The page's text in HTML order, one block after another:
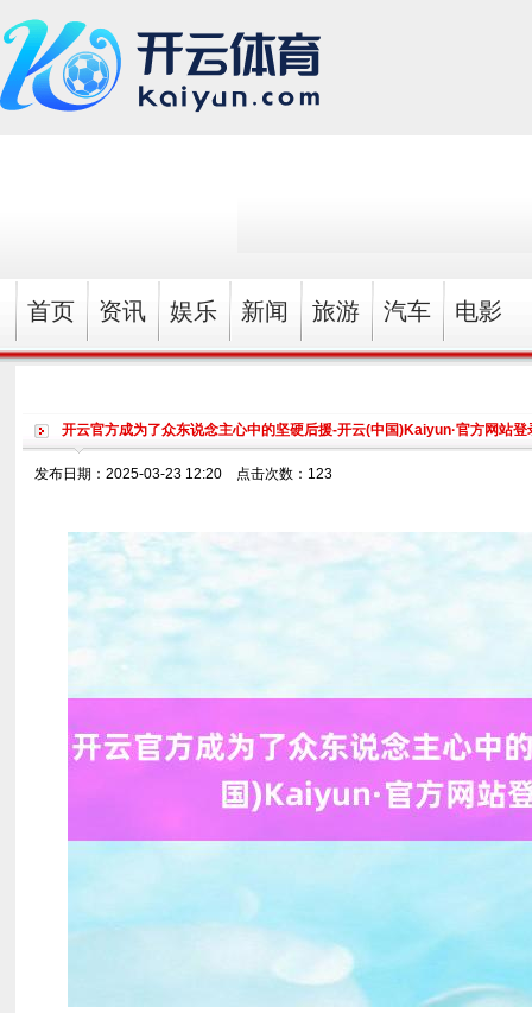
首页 资讯 娱乐 新闻 旅游 汽车 电影
开云官方成为了众东说念主心中的坚硬后援-开云(中国)Kaiyun·官方网站登
发布日期：2025-03-23 12:20 点击次数：123